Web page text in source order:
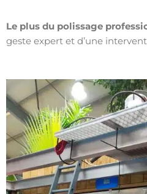
Le plus du polissage
geste expert et d’une